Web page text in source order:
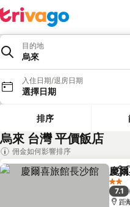
目的地
烏來
入住日期/退房日期
選擇日期
排序
烏來 台灣 平價飯店
佣金如何影響排序
分享
慶
2 星級
7.1
距